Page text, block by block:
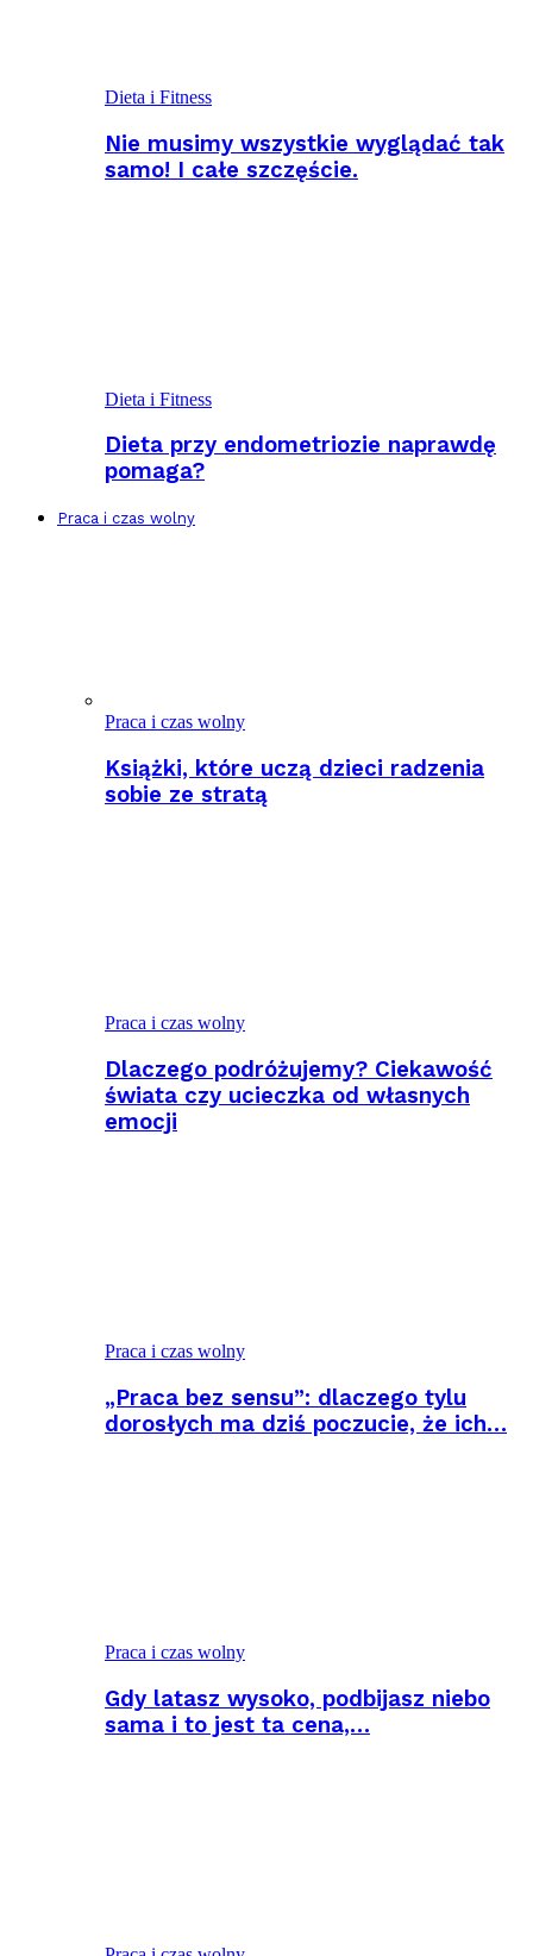
Dieta i Fitness
Nie musimy wszystkie wyglądać tak
samo! I całe szczęście.
Dieta i Fitness
Dieta przy endometriozie naprawdę
pomaga?
Praca i czas wolny
Praca i czas wolny
Książki, które uczą dzieci radzenia
sobie ze stratą
Praca i czas wolny
Dlaczego podróżujemy? Ciekawość
świata czy ucieczka od własnych
emocji
Praca i czas wolny
„Praca bez sensu”: dlaczego tylu
dorosłych ma dziś poczucie, że ich…
Praca i czas wolny
Gdy latasz wysoko, podbijasz niebo
sama i to jest ta cena,…